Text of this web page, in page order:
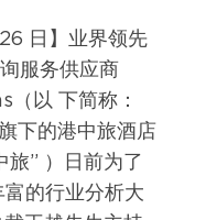
日】业界领先
服务供应商
以 下简称：
下的港中旅酒店
旅” ）日前为了
的行业分析大